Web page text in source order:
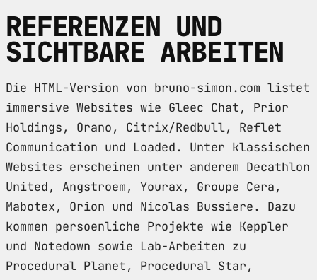
REFERENZEN UND
SICHTBARE ARBEITEN
Die HTML-Version von bruno-simon.com listet
immersive Websites wie Gleec Chat, Prior
Holdings, Orano, Citrix/Redbull, Reflet
Communication und Loaded. Unter klassischen
Websites erscheinen unter anderem Decathlon
United, Angstroem, Yourax, Groupe Cera,
Mabotex, Orion und Nicolas Bussiere. Dazu
kommen persoenliche Projekte wie Keppler
und Notedown sowie Lab-Arbeiten zu
Procedural Planet, Procedural Star,